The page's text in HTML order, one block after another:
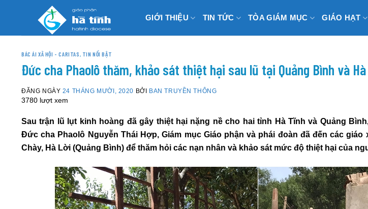
GIỚI THIỆU TIN TỨC TÒA GIÁM MỤC GIÁO HẠT
BÁC ÁI XÃ HỘI - CARITAS, TIN NỔI BẬT
Đức cha Phaolô thăm, khảo sát thiệt hại sau lũ tại Quảng Bình và
ĐĂNG NGÀY 24 THÁNG MƯỜI, 2020 BỞI BAN TRUYỀN THÔNG
3780 lượt xem
Sau trận lũ lụt kinh hoàng đã gây thiệt hại nặng nề cho hai tỉnh Hà Tĩnh và Quảng
Đức cha Phaolô Nguyễn Thái Hợp, Giám mục Giáo phận và phái đoàn đã đến các giáo
Chày, Hà Lời (Quảng Bình) để thăm hỏi các nạn nhân và khảo sát mức độ thiệt hại của